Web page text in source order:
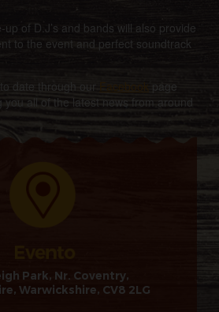
of D.J’s and bands will also provide
to the event and perfect soundtrack
date through our
page
you all of the latest news from around
Park, Nr. Coventry,
Warwickshire, CV8 2LG